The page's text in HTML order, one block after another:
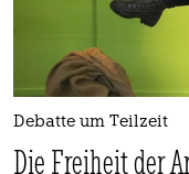
Debatte um Teilzeit
Die Freiheit der